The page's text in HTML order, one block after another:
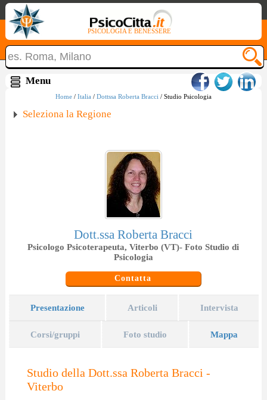
PSICOLOGIA E BENESSERE
Home/ Italia / Dottssa Roberta Bracci / Studio Psicologia
Seleziona la Regione
Dott.ssa Roberta Bracci
Psicologo Psicoterapeuta, Viterbo (VT)- Foto Studio di
Psicologia
Contatta
Presentazione Articoli Intervista
Corsi/gruppi Foto studio Mappa
Studio della Dott.ssa Roberta Bracci -
Viterbo